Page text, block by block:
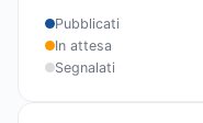
Pubblicati
In attesa
Segnalati